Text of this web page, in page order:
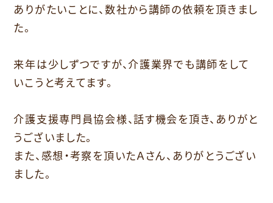
ありがたいことに、数社から講師の依頼を頂きまし
た。
来年は少しずつですが、介護業界でも講師をして
いこうと考えてます。
介護支援専門員協会様、話す機会を頂き、ありがと
うございました。
また、感想・考察を頂いたＡさん、ありがとうござい
ました。